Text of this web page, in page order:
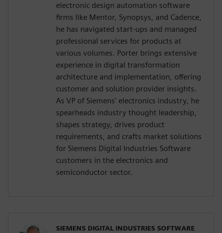
electronic design automation software
firms like Mentor, Synopsys, and Cadence,
he has navigated start-ups and managed
professional services for products at
various volumes. Porter brings extensive
experience in digital transformation
architecture and implementation, offering
customer and solution provider insights.
As VP of Siemens' electronics industry, he
spearheads industry thought leadership,
shapes strategy, drives product
requirements, and crafts market solutions
for Siemens Digital Industries Software
customers in the electronics and
semiconductor sector.
SIEMENS DIGITAL INDUSTRIES SOFTWARE